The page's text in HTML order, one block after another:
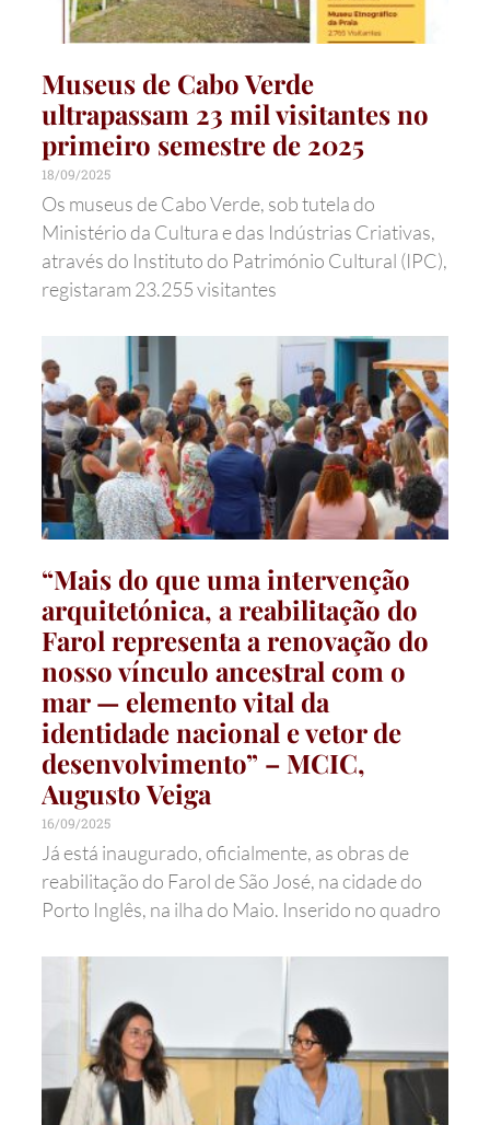
Museus de Cabo Verde
ultrapassam 23 mil visitantes no
primeiro semestre de 2025
18/09/2025
Os museus de Cabo Verde, sob tutela do
Ministério da Cultura e das Indústrias Criativas,
através do Instituto do Património Cultural (IPC),
registaram 23.255 visitantes
“Mais do que uma intervenção
arquitetónica, a reabilitação do
Farol representa a renovação do
nosso vínculo ancestral com o
mar — elemento vital da
identidade nacional e vetor de
desenvolvimento” – MCIC,
Augusto Veiga
16/09/2025
Já está inaugurado, oficialmente, as obras de
reabilitação do Farol de São José, na cidade do
Porto Inglês, na ilha do Maio. Inserido no quadro